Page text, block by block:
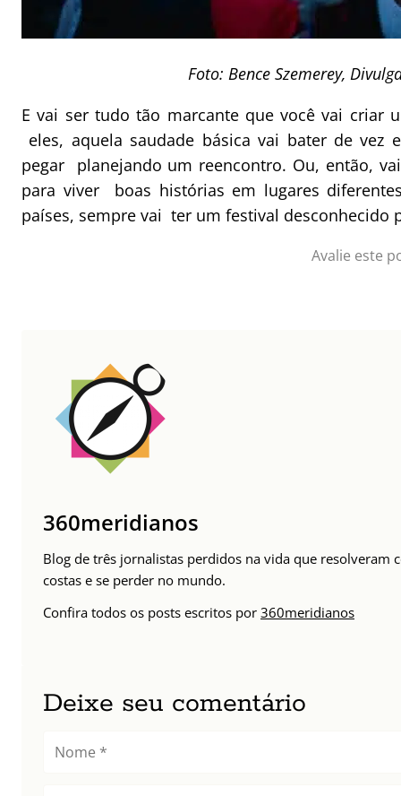
Foto: Bence Szemerey,
E vai ser tudo tão marcante que você vai criar
eles, aquela saudade básica vai bater de vez
pegar planejando um reencontro. Ou, então,
para viver boas histórias em lugares
países, sempre vai ter um festival desconhecido
Avalie este
360meridianos
Blog de três jornalistas perdidos na vida que resolveram
costas e se perder no mundo.
Confira todos os posts escritos por 360meridianos
Deixe seu comentário